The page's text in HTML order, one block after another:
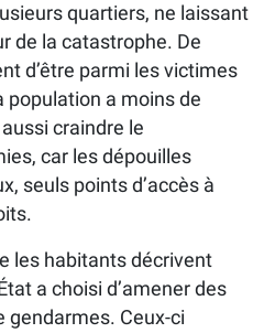
quartiers, ne laissant
de la catastrophe. De
d’être parmi les victimes
population a moins de
craindre le
car les dépouilles
seuls points d’accès à
les habitants décrivent
a choisi d’amener des
gendarmes. Ceux-ci